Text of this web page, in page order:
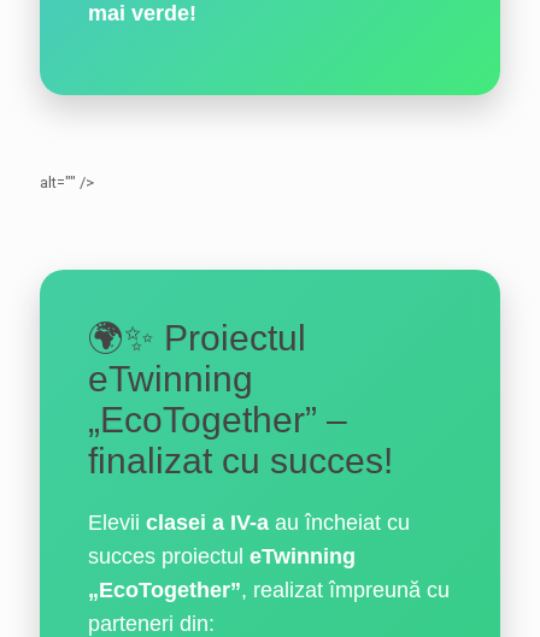
mai verde!
alt="" />
🌍✨ Proiectul
eTwinning
„EcoTogether” –
finalizat cu succes!
Elevii clasei a IV-a au încheiat cu
succes proiectul eTwinning
„EcoTogether”, realizat împreună cu
parteneri din: